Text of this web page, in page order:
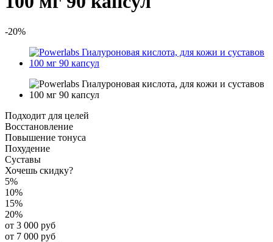
-20%
Подходит для целей
Восстановление
Повышение тонуса
Похудение
Суставы
Хочешь скидку?
5%
10%
15%
20%
от 3 000 руб
от 7 000 руб